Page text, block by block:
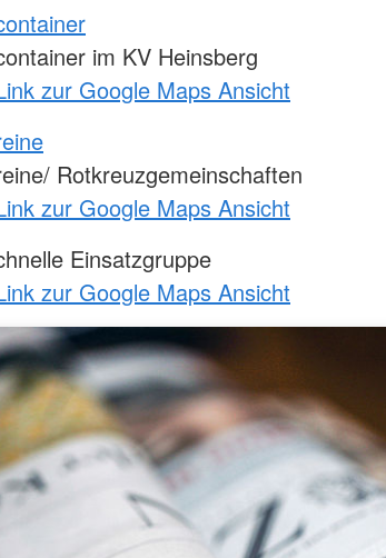
im KV Heinsberg
zur Google Maps Ansicht
Rotkreuzgemeinschaften
zur Google Maps Ansicht
Einsatzgruppe
zur Google Maps Ansicht